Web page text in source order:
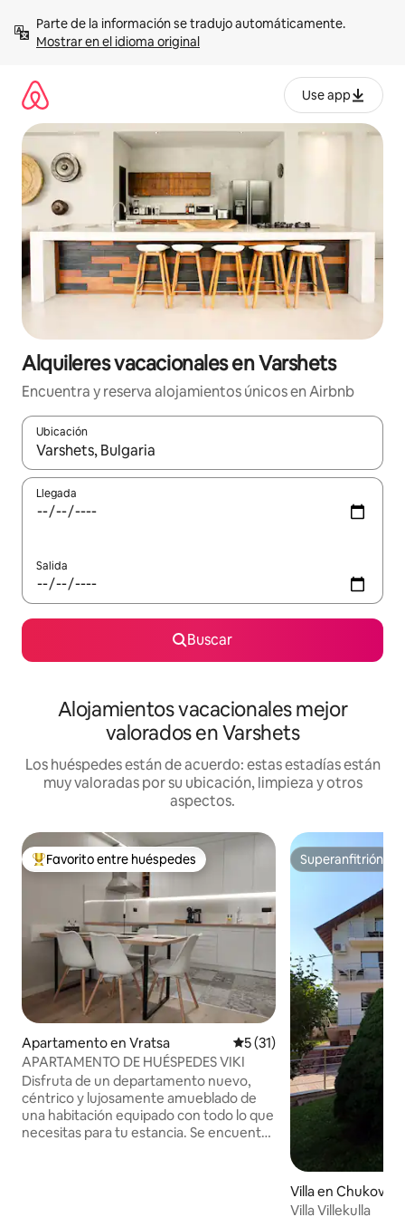
contenidoMostrar en el idioma original
Use app
Alquileres vacacionales en Varshets
Encuentra y reserva alojamientos únicos en Airbnb
Ubicación
Cuando los resultados estén disponibles, navega con las
Llegada
Salida
Buscar
Alojamientos vacacionales mejor
valorados en Varshets
Los huéspedes están de acuerdo: estas estadías están
muy valoradas por su ubicación, limpieza y otros
aspectos.
Favorito entre huéspedes preferido
Favorito entre huéspedes
Apartamento en Vratsa Calificación promedio: 5 de
5 (31)
APARTAMENTO DE HUÉSPEDES VIKI
Disfruta de un departamento nuevo,
céntrico y lujosamente amueblado de
una habitación equipado con todo lo que
necesitas para tu estancia. Se encuentra
Superanfitrión
Superanfitrión
Villa en
Villa Villekulla